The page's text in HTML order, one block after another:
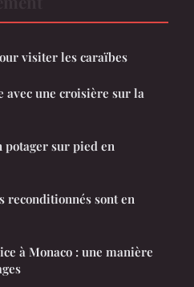
visiter les caraïbes
avec une croisière sur la
sur pied en
reconditionnés sont en
à Monaco : une manière